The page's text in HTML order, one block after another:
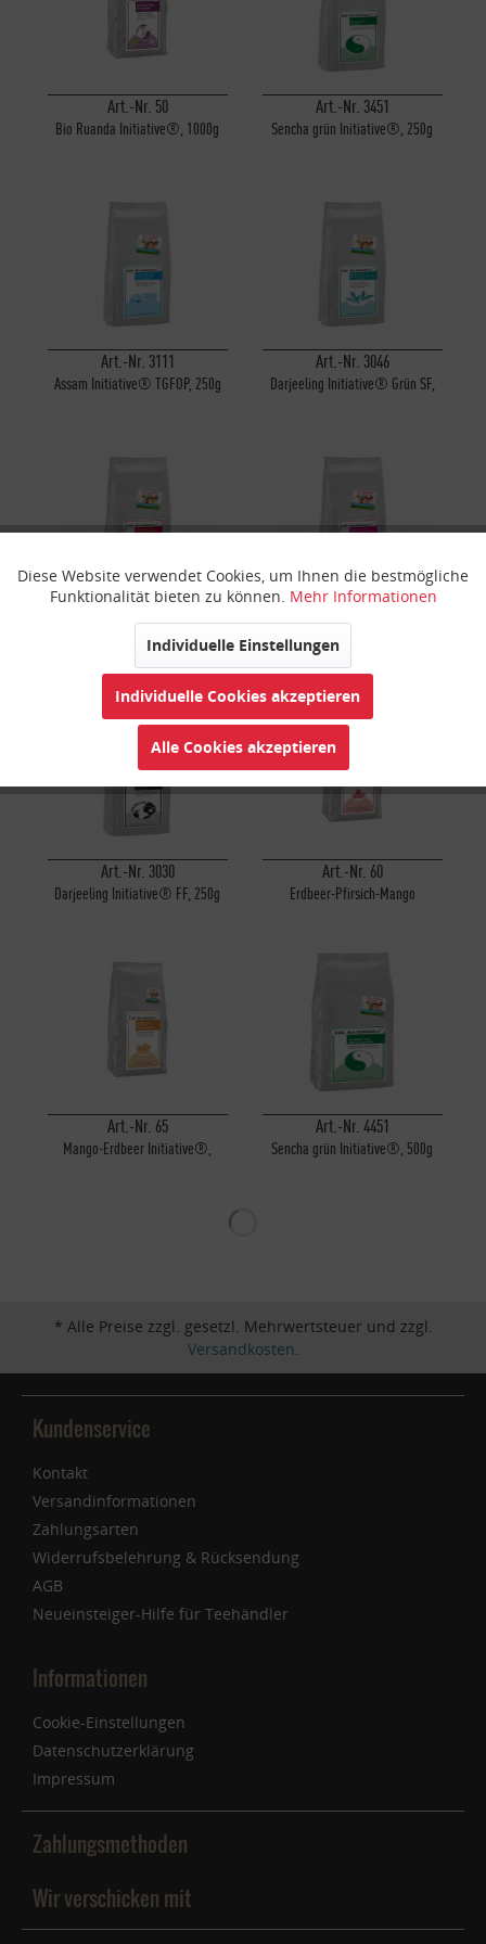
Art.-Nr. 50
Bio Ruanda Initiative®, 1000g
Art.-Nr. 3451
Sencha grün Initiative®, 250g
Art.-Nr. 3111
Assam Initiative® TGFOP, 250g
Art.-Nr. 3046
Darjeeling Initiative® Grün SF,
Nepal Initiative® FF, 250g Darjeeling Initiative® SF, 250g
Art.-Nr. 3030
Darjeeling Initiative® FF, 250g
Art.-Nr. 60
Erdbeer-Pfirsich-Mango
Art.-Nr. 65
Mango-Erdbeer Initiative®,
Art.-Nr. 4451
Sencha grün Initiative®, 500g
* Alle Preise zzgl. gesetzl. Mehrwertsteuer und zzgl.
Versandkosten
Kundenservice
Kontakt
Versandinformationen
Zahlungsarten
Widerrufsbelehrung & Rücksendung
AGB
Neueinsteiger-Hilfe für Teehändler
Informationen
Cookie-Einstellungen
Datenschutzerklärung
Impressum
Zahlungsmethoden
Wir verschicken mit
Funktionale Aktiv
Inaktiv
Inaktiv
Personalisierung Inaktiv
Diese Website verwendet Cookies, um Ihnen die bestmögliche
Funktionalität bieten zu können. Mehr Informationen
Individuelle Einstellungen
Individuelle Cookies akzeptieren
Alle Cookies akzeptieren